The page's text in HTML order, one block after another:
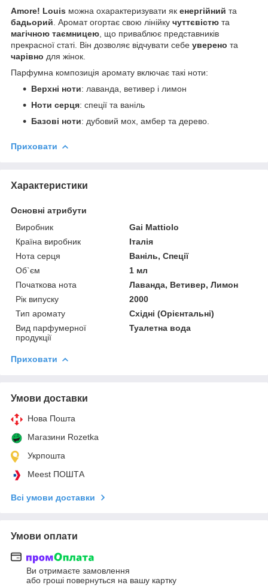
Amore! Louis можна охарактеризувати як енергійний та
бадьорий . Аромат огортає свою лінійку чуттєвістю та
магічною таємницею , що приваблює представників
прекрасної статі. Він дозволяє відчувати себе уверено та
чарівно для жінок.
Парфумна композиція аромату включає такі ноти:
Верхні ноти: лаванда, ветивер і лимон
Ноти серця: спеції та ваніль
Базові ноти: дубовий мох, амбер та дерево.
Приховати
Характеристики
Основні атрибути
Виробник
Gai Mattiolo
Країна виробник
Італія
Нота серця
Ваніль, Спеції
Об`єм
1 мл
Початкова нота
Лаванда, Ветивер, Лимон
Рік випуску
2000
Тип аромату
Східні (Орієнтальні)
Вид парфумерної
продукції
Туалетна вода
Приховати
Умови доставки
Нова Пошта
Магазини Rozetka
Укрпошта
Meest ПОШТА
Всі умови доставки
Умови оплати
Ви отримаєте замовлення
або гроші повернуться на вашу картку